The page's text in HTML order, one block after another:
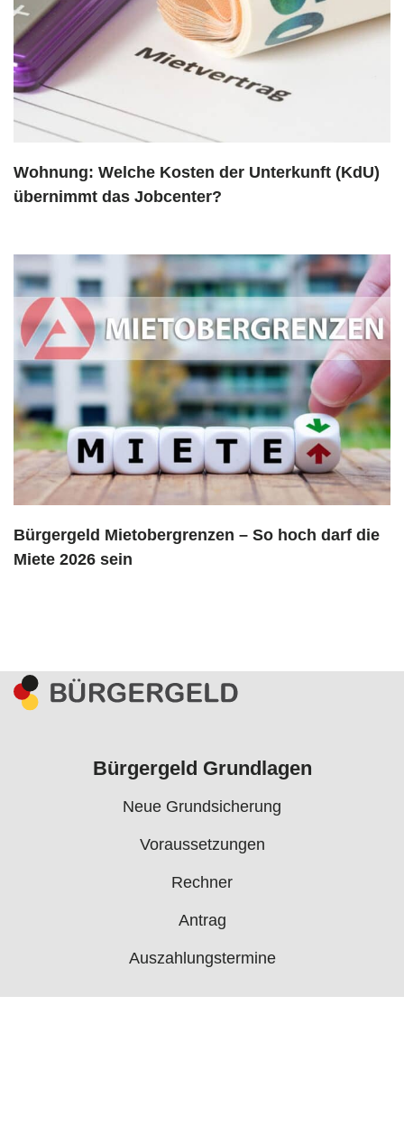
Wohnung: Welche Kosten der Unterkunft (KdU)
übernimmt das Jobcenter?
Bürgergeld Mietobergrenzen – So hoch darf die
Miete 2026 sein
Bürgergeld Grundlagen
Neue Grundsicherung
Voraussetzungen
Rechner
Antrag
Auszahlungstermine